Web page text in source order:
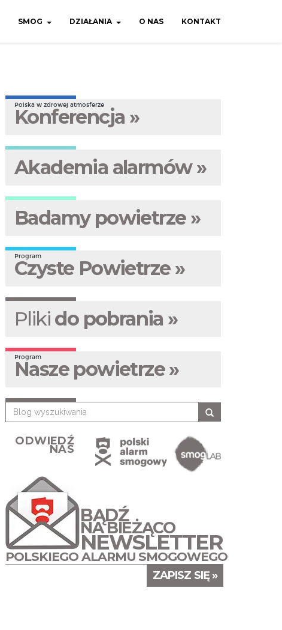
SMOG DZIAŁANIA O NAS KONTAKT
Polska w zdrowej atmosferze
Konferencja »
Akademia alarmów »
Badamy powietrze »
Program
Czyste Powietrze »
Pliki do pobrania »
Program
Nasze powietrze »
ODWIEDŹ
NAS
BĄDŹ
NA BIEŻĄCO
NEWSLETTER
POLSKIEGO ALARMU SMOGOWEGO
ZAPISZ SIĘ »